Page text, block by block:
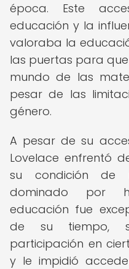
época. Este
educación y la
valoraba la
las puertas para
mundo de las
pesar de las
género.
A pesar de su
Lovelace enfrentó
su condición de
dominado por
educación fue
de su tiempo,
participación en
y le impidió